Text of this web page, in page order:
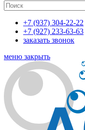
+7 (937) 304-22-22
+7 (927) 233-63-63
заказать звонок
меню закрыть